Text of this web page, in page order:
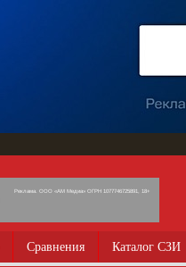
Реклама. ООО «АМ Медиа» ОГРН 1077746725891, 18+
Сравнения Каталог СЗИ